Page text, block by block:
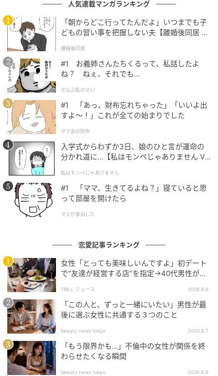
人気連載マンガランキング
「朝からどこ行ってたんだよ」いつまでも子
どもの習い事を把握しない夫【離婚後同居 Vo
離婚後同居
#1 お義姉さんたちくるって、私話したよ
ね？ ねぇ、それでも…
ぜんぶ私のせい
#1 「あっ、財布忘れちゃった」「いいよ出
すよ〜！」これが全ての始まりでした
ママ友の財布
入学式からわずか3日、娘のひと言が運命の
分かれ道に…【私はモンペじゃありません Vo
私はモンペじゃありません
#1 「ママ、生きてるよね？」寝ていると思
って部屋を開けたら
ママが家出した
恋愛記事ランキング
女性「とっても美味しいんですよ」初デート
で“友達が経営する店”を指定→40代男性が向
TRILL ニュース 2026.8.6
「この人と、ずっと一緒にいたい」男性が最
後に選ぶ女性に共通する３つのこと
beauty news tokyo 2026.8.7
「もう限界かも…」不倫中の女性が関係を終
わらせたくなる瞬間
beauty news tokyo 2026.8.6